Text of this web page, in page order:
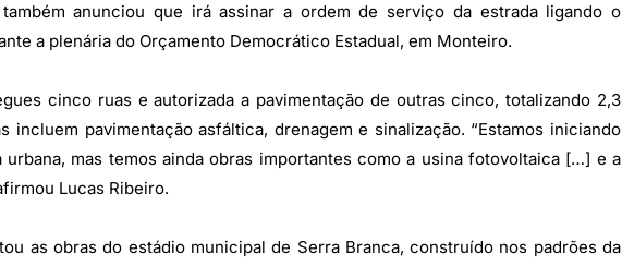
anunciou que irá assinar a ordem de serviço da estrada ligando o
a plenária do Orçamento Democrático Estadual, em Monteiro.
cinco ruas e autorizada a pavimentação de outras cinco, totalizando 2,3
incluem pavimentação asfáltica, drenagem e sinalização. “Estamos iniciando
urbana, mas temos ainda obras importantes como a usina fotovoltaica […] e a
Lucas Ribeiro.
as obras do estádio municipal de Serra Branca, construído nos padrões da